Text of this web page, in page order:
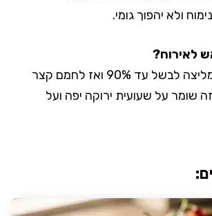
ולא יהפוך גומי.
לאירוח?
כן, אבל אני ממליצה לבשל עד 90% ואז לחמם קצר
שומר על שעועית ירוקה יפה ועל